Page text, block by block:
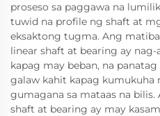
proseso sa paggawa na
tuwid na profile ng shaft at
eksaktong tugma. Ang
linear shaft at bearing ay
kapag may beban, na
galaw kahit kapag
gumagana sa mataas na
shaft at bearing ay may